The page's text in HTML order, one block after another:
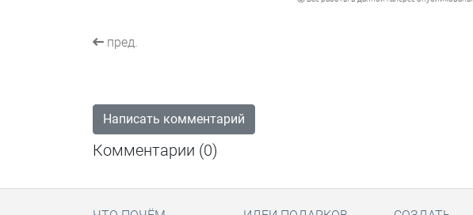
пред.
Написать комментарий
Комментарии (0)